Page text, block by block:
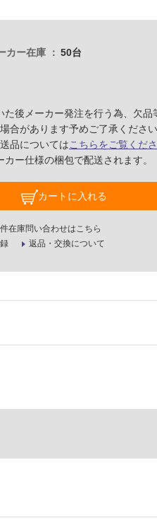
カー在庫 50台
た後メーカー発注を行う為、欠品
合があります予めご了承ください
品についてはこちらをご覧くだ
ー仕様の梱包で配送されます。
カートに入れる
在庫問い合わせはこちら
返品・交換について